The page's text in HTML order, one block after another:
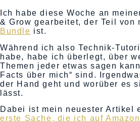
Ich habe diese Woche an
& Grow gearbeitet, der Teil von
Bundle ist.
Während ich also Technik-
habe, habe ich überlegt, über
Themen jeder etwas sagen
Facts über mich“ sind.
der Hand geht und worüber es
lässt.
Dabei ist mein neuester Artikel
erste Sache, die ich auf